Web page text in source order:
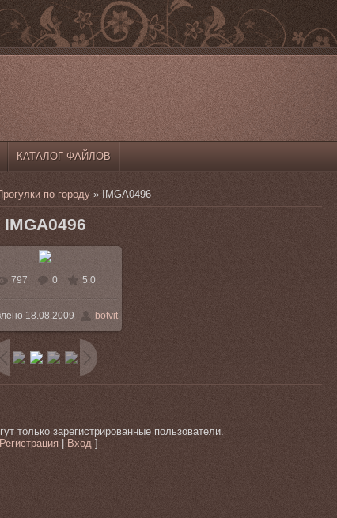
КАТАЛОГ ФАЙЛОВ
по городу » IMGA0496
IMGA0496
797 0 5.0
18.08.2009 botvit
только зарегистрированные пользователи.
Регистрация| Вход]